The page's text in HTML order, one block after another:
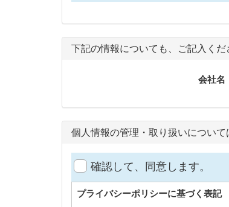
下記の情報についても、ご記入くだ
会社名
個人情報の管理・取り扱いについ
確認して、同意します。
プライバシーポリシーに基づく表記